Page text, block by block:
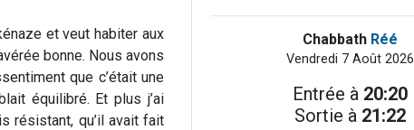
et veut habiter aux
bonne. Nous avons
que c’était une
équilibré. Et plus j’ai
résistant, qu’il avait fait
Chabbath Réé
Vendredi 7 Août 2026
Entrée à 20:20
Sortie à 21:22